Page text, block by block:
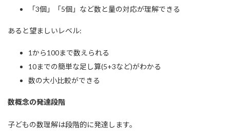
「3個」「5個」など数と量の対応が理解できる
あると望ましいレベル:
1から100まで数えられる
10までの簡単な足し算(5+3など)がわかる
数の大小比較ができる
数概念の発達段階
子どもの数理解は段階的に発達します。